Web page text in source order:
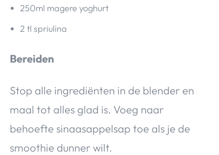
250ml magere yoghurt
2 tl spriulina
Bereiden
Stop alle ingrediënten in de blender en
maal tot alles glad is. Voeg naar
behoefte sinaasappelsap toe als je de
smoothie dunner wilt.